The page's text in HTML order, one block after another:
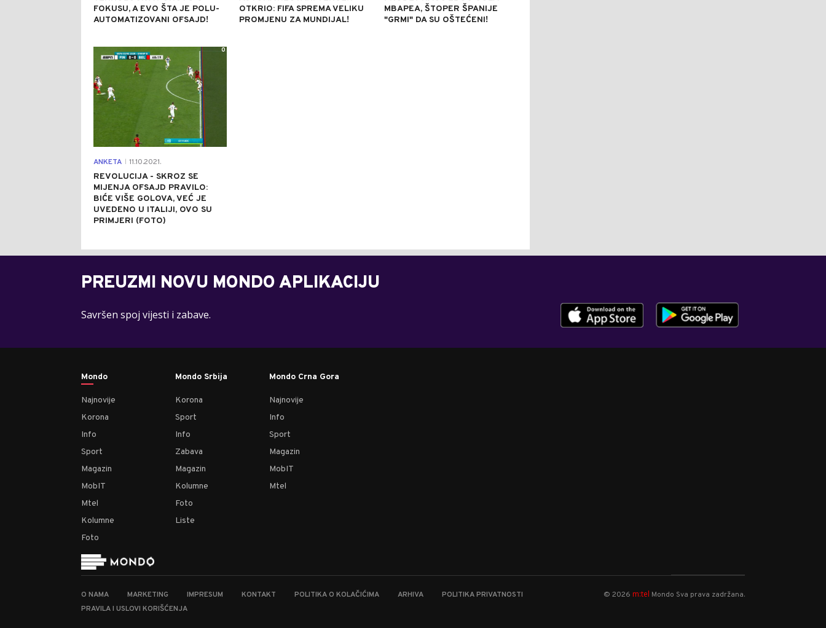
FOKUSU, A EVO ŠTA JE POLU-
AUTOMATIZOVANI OFSAJD!
OTKRIO: FIFA SPREMA VELIKU
PROMJENU ZA MUNDIJAL!
MBAPEA, ŠTOPER ŠPANIJE
"GRMI" DA SU OŠTEĆENI!
ANKETA 11.10.2021.
REVOLUCIJA - SKROZ SE
MIJENJA OFSAJD PRAVILO:
BIĆE VIŠE GOLOVA, VEĆ JE
UVEDENO U ITALIJI, OVO SU
PRIMJERI (FOTO)
0
PREUZMI NOVU MONDO APLIKACIJU
Savršen spoj vijesti i zabave.
Mondo
Najnovije
Korona
Info
Sport
Magazin
MobIT
Mtel
Kolumne
Foto
Mondo Srbija
Korona
Sport
Info
Zabava
Magazin
Kolumne
Foto
Liste
Mondo Crna Gora
Najnovije
Info
Sport
Magazin
MobIT
Mtel
O NAMA MARKETING IMPRESUM KONTAKT POLITIKA O KOLAČIĆIMA ARHIVA
POLITIKA PRIVATNOSTI
PRAVILA I USLOVI KORIŠĆENJA
© 2026 m:tel Mondo Sva prava zadržana.